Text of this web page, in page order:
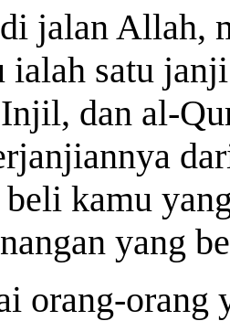
di jalan Allah,
ialah satu
dan al-
kamu
yang
orang-orang